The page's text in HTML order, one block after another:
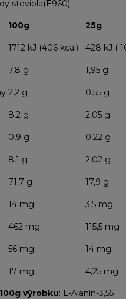
steviola(E960).
100g 25g
1712 kJ (406 kcal) 428 kJ (
7,8 g 1,95 g
2,2 g 0,55 g
8,2 g 2,05 g
0,9 g 0,22 g
8,1 g 2,02 g
71,7 g 17,9 g
14 mg 3,5 mg
462 mg 115,5 mg
56 mg 14 mg
17 mg 4,25 mg
výrobku: L-Alanín-3,55